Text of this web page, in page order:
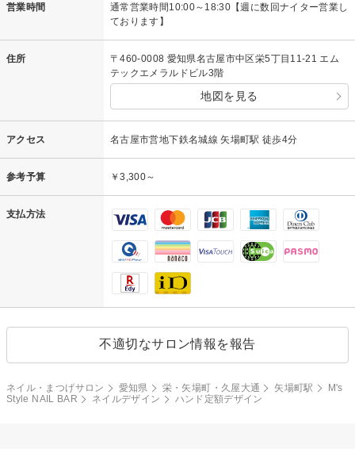
営業時間
通常営業時間10:00～18:30【週に数回ナイター営業し
ております】
住所
〒460-0008 愛知県名古屋市中区栄5丁目11-21 エム
テックエメラルドビル3階
地図を見る
アクセス 名古屋市営地下鉄名城線 矢場町駅 徒歩4分
参考予算 ￥3,300～
支払方法
不適切なサロン情報を報告
ネイル・まつげサロン 愛知県 栄・矢場町・久屋大通 矢場町駅
M's
Style NAIL BAR
ネイルデザイン ハンド定額デザイン